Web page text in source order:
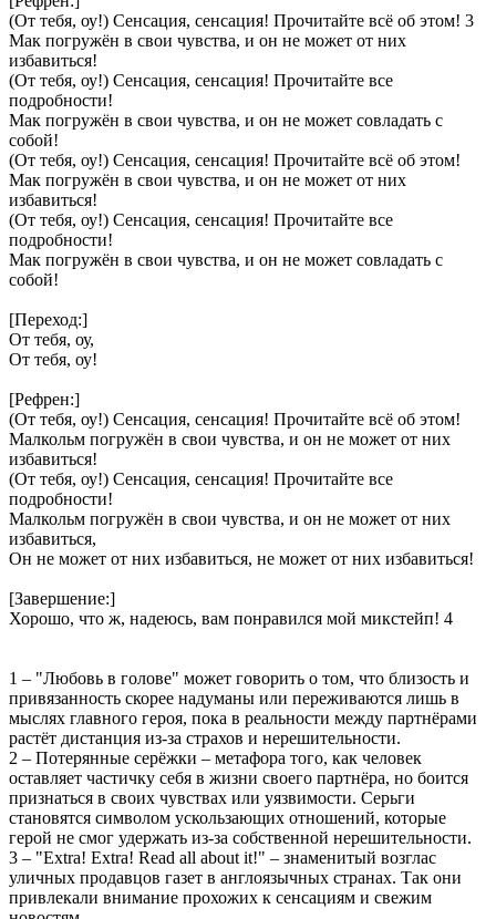
(От тебя, оу!) Сенсация, сенсация! Прочитайте всё об этом! 3
Мак погружён в свои чувства, и он не может от них
избавиться!
(От тебя, оу!) Сенсация, сенсация! Прочитайте все
подробности!
Мак погружён в свои чувства, и он не может совладать с
собой!
(От тебя, оу!) Сенсация, сенсация! Прочитайте всё об этом!
Мак погружён в свои чувства, и он не может от них
избавиться!
(От тебя, оу!) Сенсация, сенсация! Прочитайте все
подробности!
Мак погружён в свои чувства, и он не может совладать с
собой!
[Переход:]
От тебя, оу,
От тебя, оу!
[Рефрен:]
(От тебя, оу!) Сенсация, сенсация! Прочитайте всё об этом!
Малкольм погружён в свои чувства, и он не может от них
избавиться!
(От тебя, оу!) Сенсация, сенсация! Прочитайте все
подробности!
Малкольм погружён в свои чувства, и он не может от них
избавиться,
Он не может от них избавиться, не может от них избавиться!
[Завершение:]
Хорошо, что ж, надеюсь, вам понравился мой микстейп! 4
1 – "Любовь в голове" может говорить о том, что близость и
привязанность скорее надуманы или переживаются лишь в
мыслях главного героя, пока в реальности между партнёрами
растёт дистанция из-за страхов и нерешительности.
2 – Потерянные серёжки – метафора того, как человек
оставляет частичку себя в жизни своего партнёра, но боится
признаться в своих чувствах или уязвимости. Серьги
становятся символом ускользающих отношений, которые
герой не смог удержать из-за собственной нерешительности.
3 – "Extra! Extra! Read all about it!" – знаменитый возглас
уличных продавцов газет в англоязычных странах. Так они
привлекали внимание прохожих к сенсациям и свежим